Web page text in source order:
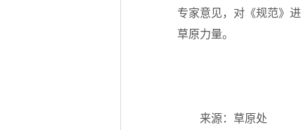
专家意见，对《规范》
草原力量。
来源：草原处